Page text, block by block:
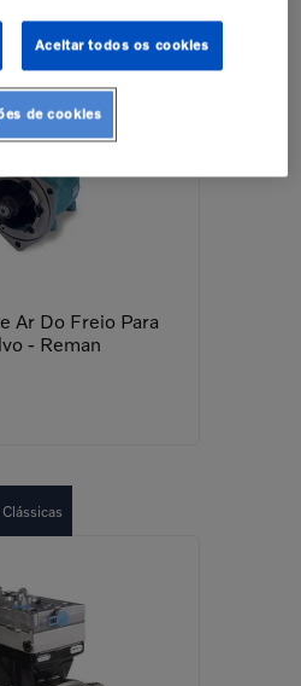
Ar Do Freio Para
- Reman
Aceitar todos os cookies
de cookies